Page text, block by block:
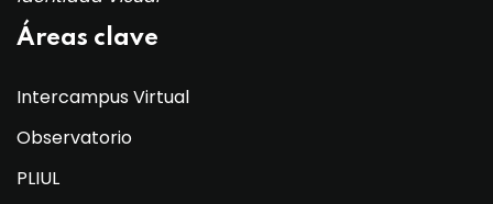
Áreas clave
Intercampus Virtual
Observatorio
PLIUL